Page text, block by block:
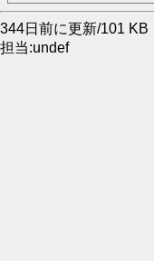
344日前に更新/101 KB
担当:undef